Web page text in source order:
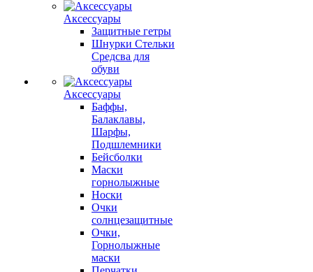
Аксессуары
Защитные гетры
Шнурки Стельки
Средсва для
обуви
Аксессуары
Баффы,
Балаклавы,
Шарфы,
Подшлемники
Бейсболки
Маски
горнолыжные
Носки
Очки
солнцезащитные
Очки,
Горнолыжные
маски